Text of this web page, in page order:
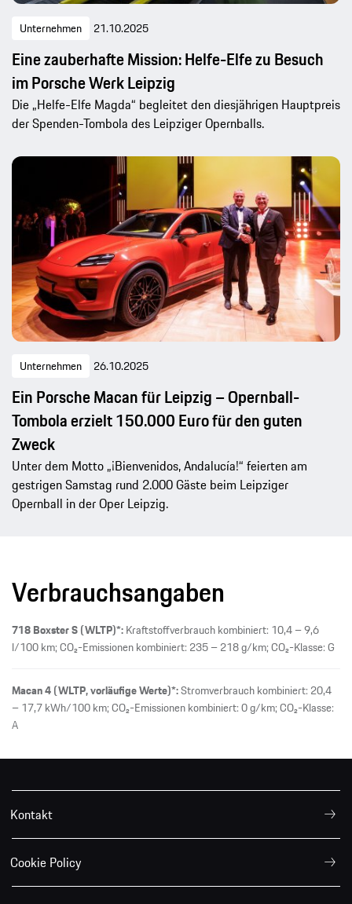
Unternehmen 21.10.2025
Eine zauberhafte Mission: Helfe-Elfe zu Besuch
im Porsche Werk Leipzig
Die „Helfe-Elfe Magda“ begleitet den diesjährigen Hauptpreis
der Spenden-Tombola des Leipziger Opernballs.
Unternehmen 26.10.2025
Ein Porsche Macan für Leipzig – Opernball-
Tombola erzielt 150.000 Euro für den guten
Zweck
Unter dem Motto „¡Bienvenidos, Andalucía!“ feierten am
gestrigen Samstag rund 2.000 Gäste beim Leipziger
Opernball in der Oper Leipzig.
Verbrauchsangaben
718 Boxster S (WLTP)*:Kraftstoffverbrauch kombiniert: 10,4 – 9,6
l/100 km; CO₂-Emissionen kombiniert: 235 – 218 g/km; CO₂-Klasse: G
Macan 4 (WLTP, vorläufige Werte)*:Stromverbrauch kombiniert: 20,4
– 17,7 kWh/100 km; CO₂-Emissionen kombiniert: 0 g/km; CO₂-Klasse:
A
Kontakt
Cookie Policy